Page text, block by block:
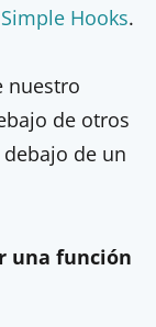
Hooks.
nuestro
de otros
de un
una función